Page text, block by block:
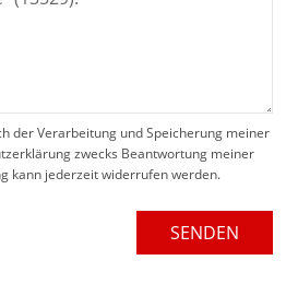
der Verarbeitung und Speicherung meiner
zwecks Beantwortung meiner
kann jederzeit widerrufen werden.
SENDEN